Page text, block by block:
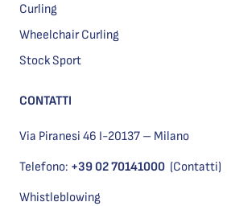
Curling
Wheelchair Curling
Stock Sport
CONTATTI
Via Piranesi 46 I-20137 – Milano
Telefono: +39 02 70141000 (Contatti)
Whistleblowing